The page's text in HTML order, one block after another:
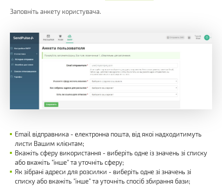
Заповніть анкету користувача.
Email відправника - електронна пошта, від якої надходитимуть
листи Вашим клієнтам;
Вкажіть сферу використання - виберіть одне із значень зі списку
або вкажіть "інше" та уточніть сферу;
Як зібрані адреси для розсилки - виберіть одне зі значень зі
списку або вкажіть "інше" та уточніть спосіб збирання бази;